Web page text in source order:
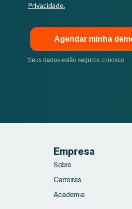
Privacidade.
Agendar minha
Seus dados estão seguros conosco
Empresa
Sobre
Carreiras
Academia